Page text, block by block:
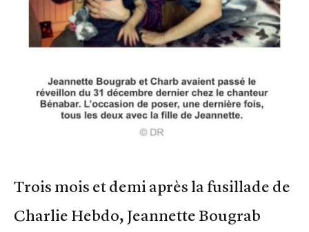
Trois mois et demi après la fusillade de
Charlie Hebdo, Jeannette Bougrab